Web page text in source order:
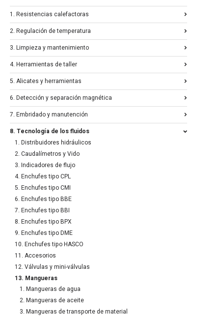
1. Resistencias calefactoras
2. Regulación de temperatura
3. Limpieza y mantenimiento
4. Herramientas de taller
5. Alicates y herramientas
6. Detección y separación magnética
7. Embridado y manutención
8. Tecnología de los fluidos
1. Distribuidores hidráulicos
2. Caudalímetros y Vido
3. Indicadores de flujo
4. Enchufes tipo CPL
5. Enchufes tipo CMI
6. Enchufes tipo BBE
7. Enchufes tipo BBI
8. Enchufes tipo BPX
9. Enchufes tipo DME
10. Enchufes tipo HASCO
11. Accesorios
12. Válvulas y mini-válvulas
13. Mangueras
1. Mangueras de agua
2. Mangueras de aceite
3. Mangueras de transporte de material